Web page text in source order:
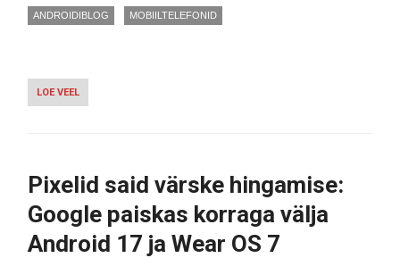
ANDROIDIBLOG MOBIILTELEFONID
LOE VEEL
NOTHING
PHONE
MIDA
PALJUD
ON
Pixelid said värske hingamise:
Google paiskas korraga välja
Android 17 ja Wear OS 7